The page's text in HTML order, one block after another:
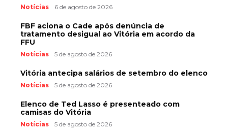
Notícias 6 de agosto de 2026
FBF aciona o Cade após denúncia de
tratamento desigual ao Vitória em acordo da
FFU
Notícias 5 de agosto de 2026
Vitória antecipa salários de setembro do elenco
Notícias 5 de agosto de 2026
Elenco de Ted Lasso é presenteado com
camisas do Vitória
Notícias 5 de agosto de 2026